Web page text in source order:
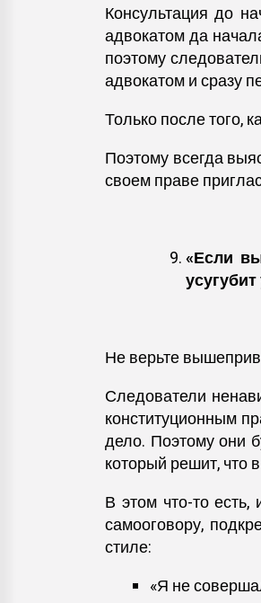
Консультация до
адвокатом да
поэтому
адвокатом и сразу
Только после того,
Поэтому всегда
своем праве
«Если
Не верьте
Следователи
конституционным
дело. Поэтому они
который решит, что
В этом что-то
самооговору,
стиле:
«Я не